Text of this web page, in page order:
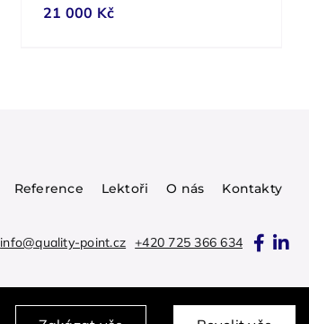
21 000 Kč
Reference Lektoři O nás Kontakty
info@quality-point.cz +420 725 366 634